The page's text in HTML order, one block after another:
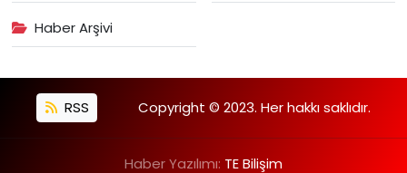
Haber Arşivi
RSS Copyright © 2023. Her hakkı saklıdır.
Haber Yazılımı: TE Bilişim